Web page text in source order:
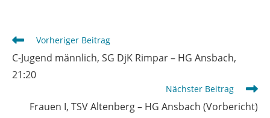
Weitere
Artikel
ansehen
Vorheriger Beitrag
C-Jugend männlich, SG DjK Rimpar – HG Ansbach,
21:20
Nächster Beitrag
Frauen I, TSV Altenberg – HG Ansbach (Vorbericht)